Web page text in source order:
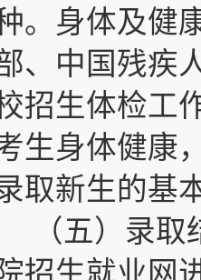
。身体及健
、中国残疾
招生体检工
生身体健康
取新生的基
（五）录
院招生就业网